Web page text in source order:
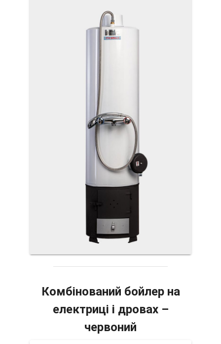
Комбінований бойлер на
електриці і дровах –
червоний